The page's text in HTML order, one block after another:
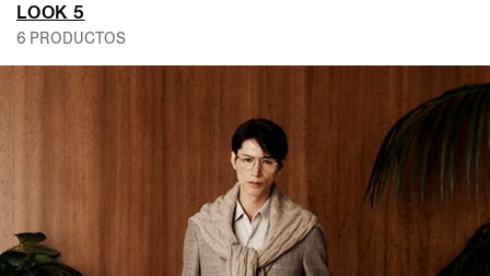
LOOK 5
6 PRODUCTOS